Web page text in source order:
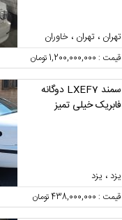
تهران ، تهران ، خاوران
قیمت : 1,200,000,000 تومان
سمند LXEF7 دوگانه
فابریک خیلی تمیز
یزد ، یزد
قیمت : 438,000,000 تومان